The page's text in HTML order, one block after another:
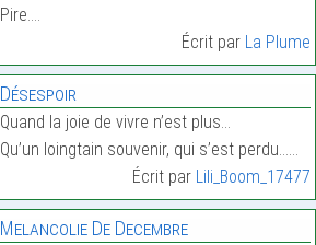
Pire.…
Écrit par La Plume
Désespoir
Quand la joie de vivre n’est plus…
Qu’un loingtain souvenir, qui s’est perdu……
Écrit par Lili_Boom_17477
Melancolie De Decembre